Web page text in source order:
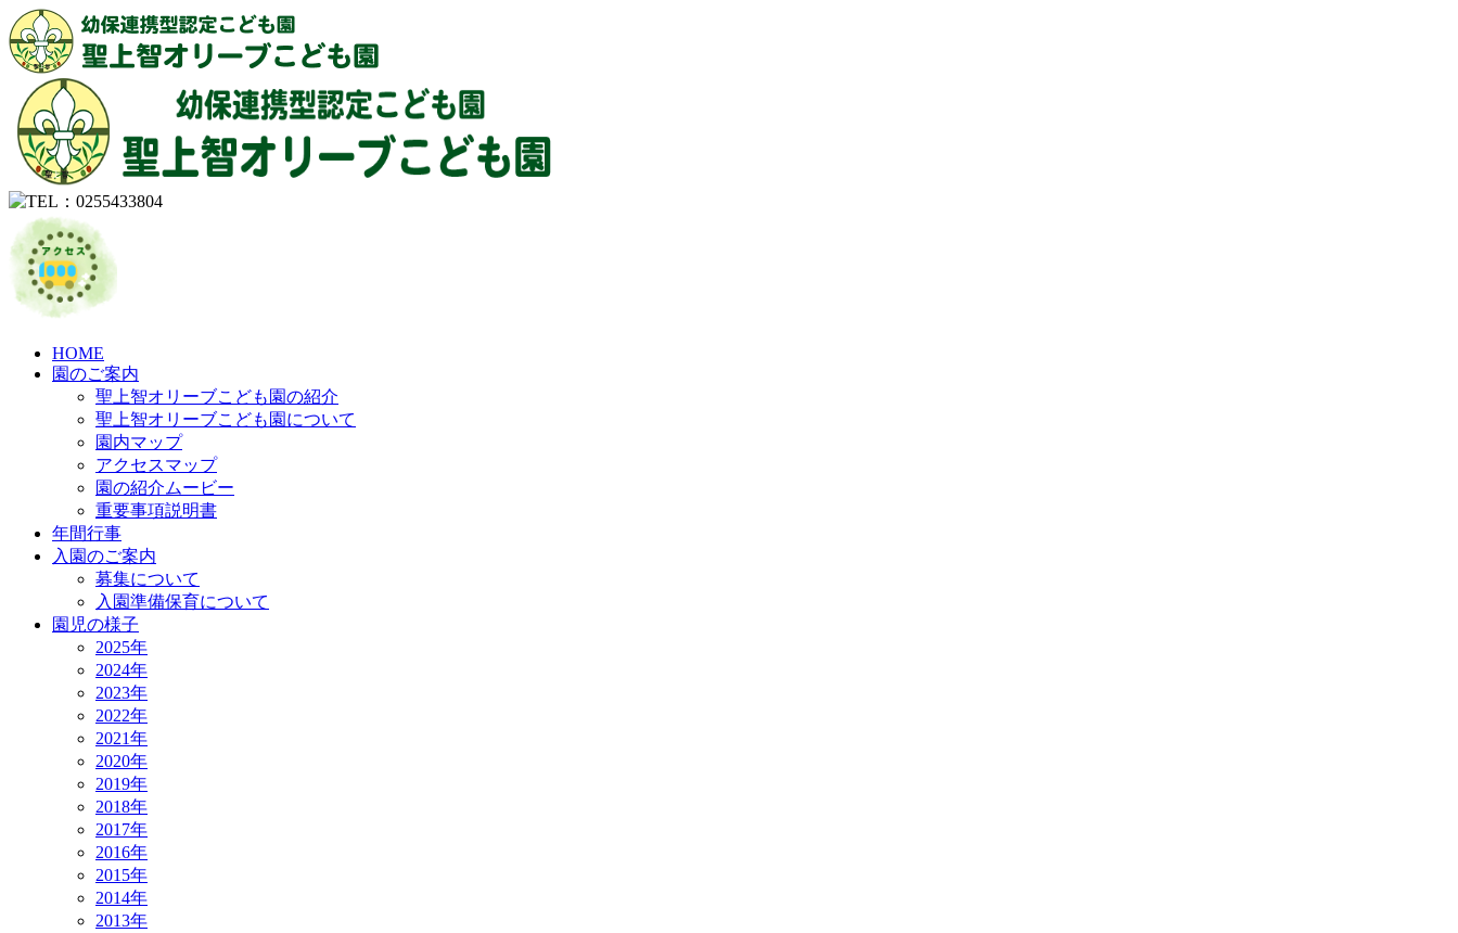
HOME
園のご案内
聖上智オリーブこども園の紹介
聖上智オリーブこども園について
園内マップ
アクセスマップ
園の紹介ムービー
重要事項説明書
年間行事
入園のご案内
募集について
入園準備保育について
園児の様子
2025年
2024年
2023年
2022年
2021年
2020年
2019年
2018年
2017年
2016年
2015年
2014年
2013年